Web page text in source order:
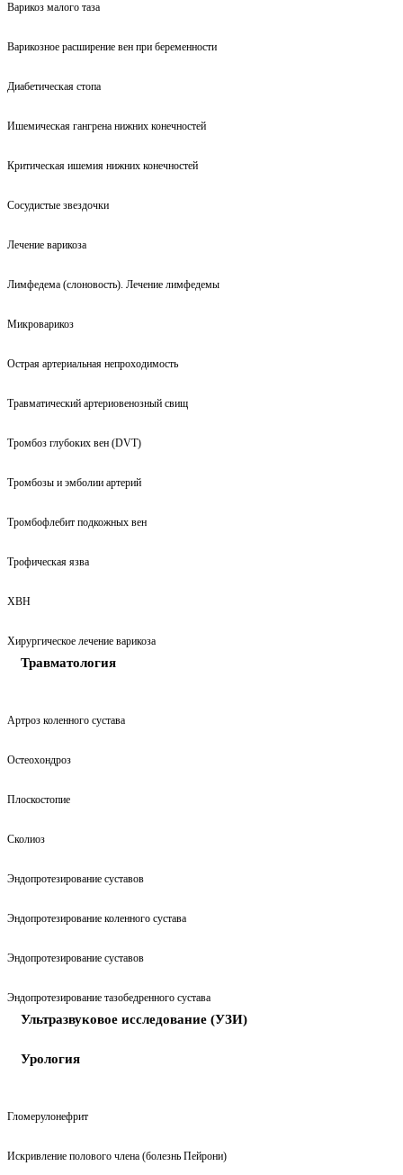
Варикоз малого таза
Варикозное расширение вен при беременности
Диабетическая стопа
Ишемическая гангрена нижних конечностей
Критическая ишемия нижних конечностей
Сосудистые звездочки
Лечение варикоза
Лимфедема (слоновость). Лечение лимфедемы
Микроварикоз
Острая артериальная непроходимость
Травматический артериовенозный свищ
Тромбоз глубоких вен (DVT)
Тромбозы и эмболии артерий
Тромбофлебит подкожных вен
Трофическая язва
ХВН
Хирургическое лечение варикоза
Травматология
Артроз коленного сустава
Остеохондроз
Плоскостопие
Сколиоз
Эндопротезирование суставов
Эндопротезирование коленного сустава
Эндопротезирование суставов
Эндопротезирование тазобедренного сустава
Ультразвуковое исследование (УЗИ)
Урология
Гломерулонефрит
Искривление полового члена (болезнь Пейрони)